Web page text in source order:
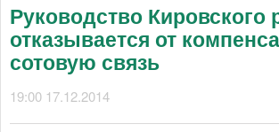
Руководство Кировского
отказывается от
сотовую связь
19:00 17.12.2014